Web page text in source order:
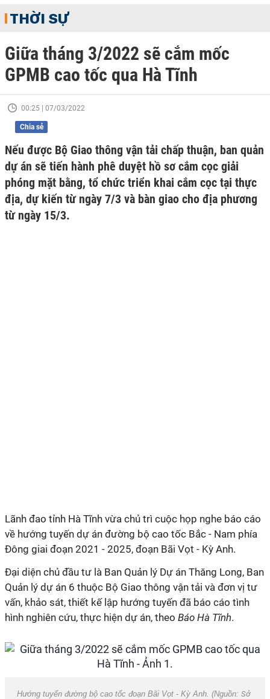
THỜI SỰ
Giữa tháng 3/2022 sẽ cắm mốc
GPMB cao tốc qua Hà Tĩnh
00:25 | 07/03/2022
Chia sẻ
Nếu được Bộ Giao thông vận tải chấp thuận, ban quản
dự án sẽ tiến hành phê duyệt hồ sơ cắm cọc giải
phóng mặt bằng, tổ chức triển khai cắm cọc tại thực
địa, dự kiến từ ngày 7/3 và bàn giao cho địa phương
từ ngày 15/3.
Lãnh đao tỉnh Hà Tĩnh vừa chủ trì cuộc họp nghe báo cáo
về hướng tuyến dự án đường bộ cao tốc Bắc - Nam phía
Đông giai đoạn 2021 - 2025, đoạn Bãi Vọt - Kỳ Anh.
Đại diện chủ đầu tư là Ban Quản lý Dự án Thăng Long, Ban
Quản lý dự án 6 thuộc Bộ Giao thông vận tải và đơn vị tư
vấn, khảo sát, thiết kế lập hướng tuyến đã báo cáo tình
hình nghiên cứu, thực hiện dự án, theo Báo Hà Tĩnh.
Hướng tuyến đường bộ cao tốc đoạn Bãi Vọt - Kỳ Anh. (Nguồn: Sở